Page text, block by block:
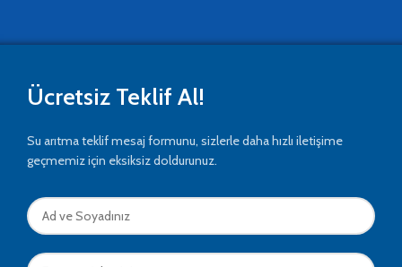
Ücretsiz Teklif Al!
Su arıtma teklif mesaj formunu, sizlerle daha hızlı iletişime
geçmemiz için eksiksiz doldurunuz.